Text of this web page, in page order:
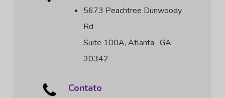
5673 Peachtree Dunwoody
Rd
Suite 100A, Atlanta , GA
30342
Contato